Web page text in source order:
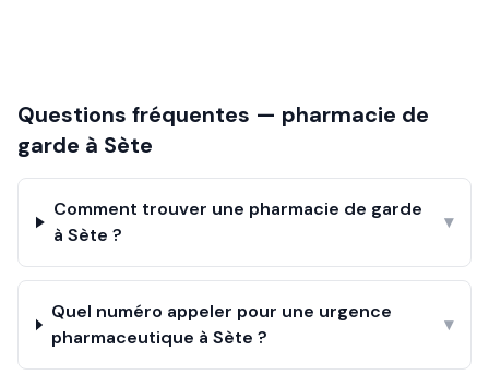
Questions fréquentes — pharmacie de
garde à Sète
Comment trouver une pharmacie de garde
à Sète ?
▾
Quel numéro appeler pour une urgence
pharmaceutique à Sète ?
▾